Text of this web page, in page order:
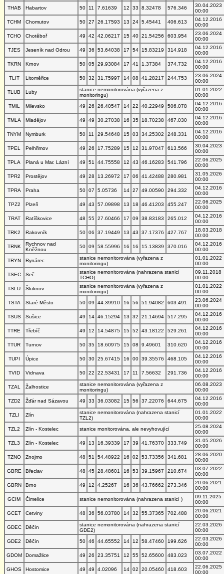
THAB
Habartov 50 11 7.61639 12 33 8.32478 576.346
30.04.2023
00:00
TCHM
Chomutov 50 27 26.17593 13 24 5.45441 406.613
04.12.2016
00:00
TCHO
Chotěboř 49 42 42.06217 15 40 21.54256 603.954
23.06.2024
00:00
TJES
Jeseník nad Odrou 49 36 53.64038 17 54 15.83219 314.918
04.12.2016
00:00
TKRN
Krnov 50 05 29.93084 17 41 1.37384 374.732
04.12.2016
00:00
TLIT
Litoměřice 50 32 31.75997 14 08 41.28217 244.753
23.06.2024
00:00
TLUB
Luby
stanice nemonitorována (vyřazena z
monitoringu)
01.01.2022
00:00
TMIL
Milevsko 49 26 26.40547 14 22 40.22949 506.078
04.12.2016
00:00
TMLA
Mladějov 49 49 30.27038 16 35 18.70238 467.030
04.12.2016
00:00
TNYM
Nymburk 50 11 29.54648 15 03 34.25302 248.331
04.12.2016
00:00
TPEL
Pelhřimov 49 26 17.75289 15 12 31.97047 613.566
30.04.2023
00:00
TPLA
Planá u Mar. Lázní 49 51 44.75558 12 43 46.16283 541.796
22.06.2025
00:00
TPR2
Prostějov 49 28 13.26972 17 06 41.42488 280.981
31.05.2026
00:00
TPRA
Praha 50 07 5.05736 14 27 49.00590 294.332
04.12.2016
00:00
TPZ2
Plzeň 49 43 57.09898 13 18 46.41203 455.247
22.06.2025
00:00
TRAT
Ratíškovice 48 55 27.60466 17 09 38.83183 265.012
04.12.2016
00:00
TRK2
Rakovník 50 06 37.19449 13 43 37.17376 427.767
18.03.2018
00:00
TRNK
Rychnov nad
Kněžnou
50 09 58.55996 16 16 15.13839 370.016
04.12.2016
00:00
TRYN
Rynárec
stanice nemonitorována (vyřazena z
monitoringu)
01.01.2022
00:00
TSEC
Seč
stanice nemonitorována (nahrazena stanicí
TCHO)
09.11.2018
00:00
TSLU
Šluknov
stanice nemonitorována (vyřazena z
monitoringu)
01.01.2022
00:00
TSTA
Staré Město 50 09 44.39910 16 56 51.94082 603.491
23.06.2024
00:00
TSUS
Sušice 49 14 46.15294 13 32 21.14694 517.295
04.12.2016
00:00
TTRE
Třebíč 49 12 14.54875 15 52 43.18122 529.261
04.12.2016
00:00
TTUR
Turnov 50 35 18.60975 15 08 9.49601 310.620
04.12.2016
00:00
TUPI
Úpice 50 30 25.67415 16 00 39.35576 468.105
04.12.2016
00:00
TVID
Vidnava 50 22 22.53431 17 11 7.56632 291.736
04.12.2016
00:00
TZAL
Žalhostice
stanice nemonitorována (vyřazena z
monitoringu)
06.08.2023
00:00
TZD2
Žďár nad Sázavou 49 33 36.03082 15 56 37.22076 644.675
04.12.2016
00:00
TZLI
Zlín
stanice nemonitorována (nahrazena stanicí
TZL2)
01.01.2022
00:00
TZL2
Zlín - Kostelec stanice monitorována, ale nevyhovující
25.08.2024
00:00
TZL3
Zlín - Kostelec 49 13 16.39339 17 39 41.76370 333.749
31.05.2026
00:00
TZNO
Znojmo 48 51 54.48922 16 02 53.73356 341.681
28.06.2020
00:00
GBRE
Břeclav 48 45 28.48601 16 53 39.15967 210.674
03.07.2022
00:00
GBRN
Brno 49 12 4.25267 16 36 43.76662 273.346
20.06.2021
00:00
GCIM
Čimelice stanice nemonitorována (nahrazena stanicí )
09.11.2025
00:00
GCET
Cetviny 48 36 56.03780 14 32 55.37365 702.488
20.06.2021
00:00
GDEC
Děčín
stanice nemonitorována (nahrazena stanicí
GDE2)
22.03.2026
00:00
GDE2
Děčín 50 46 44.65552 14 12 58.47460 199.626
22.03.2026
00:00
GDOM
Domažlice 49 26 23.35751 12 55 52.65600 483.023
03.07.2022
00:00
GHOS
Hostomice 49 49 4.02096 14 02 20.05460 418.603
22.06.2025
00:00